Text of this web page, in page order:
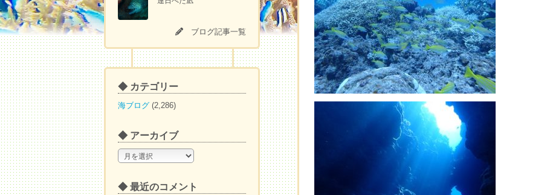
ブログ記事一覧
◆ カテゴリー
海ブログ (2,286)
◆ アーカイブ
◆
ア
カ
◆ 最近のコメント